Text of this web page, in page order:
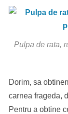
Pulpa de rata,
Dorim, sa
carnea frageda,
Pentru a obtine